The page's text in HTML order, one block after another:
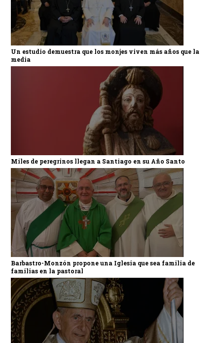
Un estudio demuestra que los monjes viven más años que la
media
Miles de peregrinos llegan a Santiago en su Año Santo
Barbastro-Monzón propone una Iglesia que sea familia de
familias en la pastoral